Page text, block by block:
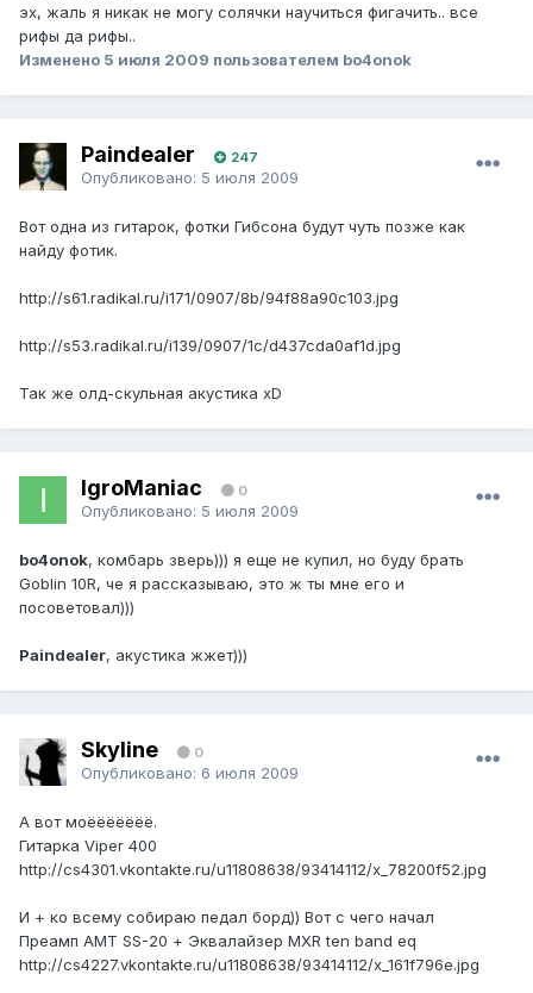
эх, жаль я никак не могу солячки научиться фигачить.. все
рифы да рифы..
Изменено 5 июля 2009 пользователем bo4onok
Paindealer 247
Опубликовано: 5 июля 2009
Вот одна из гитарок, фотки Гибсона будут чуть позже как
найду фотик.
http://s61.radikal.ru/i171/0907/8b/94f88a90c103.jpg
http://s53.radikal.ru/i139/0907/1c/d437cda0af1d.jpg
Так же олд-скульная акустика xD
IgroManiac 0
Опубликовано: 5 июля 2009
bo4onok, комбарь зверь))) я еще не купил, но буду брать
Goblin 10R, че я рассказываю, это ж ты мне его и
посоветовал)))
Paindealer, акустика жжет)))
Skyline 0
Опубликовано: 6 июля 2009
А вот моёёёёёёё.
Гитарка Viper 400
http://cs4301.vkontakte.ru/u11808638/93414112/x_78200f52.jpg
И + ко всему собираю педал борд)) Вот с чего начал
Преамп AMT SS-20 + Эквалайзер MXR ten band eq
http://cs4227.vkontakte.ru/u11808638/93414112/x_161f796e.jpg